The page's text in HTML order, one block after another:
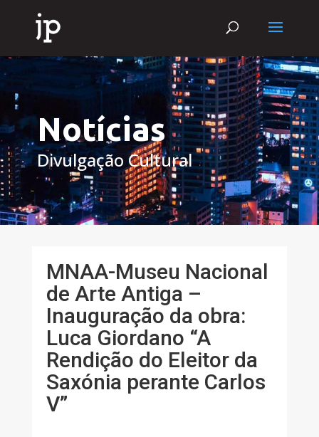
Notícias
Divulgação Cultural
MNAA-Museu Nacional
de Arte Antiga –
Inauguração da obra:
Luca Giordano “A
Rendição do Eleitor da
Saxónia perante Carlos
V”